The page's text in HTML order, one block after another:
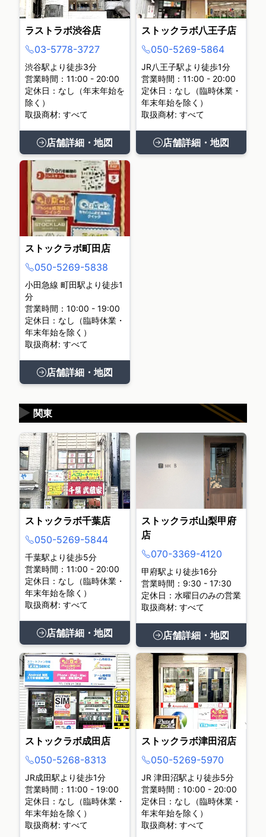
ラストラボ渋谷店
03-5778-3727
渋谷駅より徒歩3分
営業時間：11:00 - 20:00
定休日：なし（年末年始を
除く）
取扱商材: すべて
店舗詳細・地図
ストックラボ八王子店
050-5269-5864
JR八王子駅より徒歩1分
営業時間：11:00 - 20:00
定休日：なし（臨時休業・
年末年始を除く）
取扱商材: すべて
店舗詳細・地図
ストックラボ町田店
050-5269-5838
小田急線 町田駅より徒歩1
分
営業時間：10:00 - 19:00
定休日：なし（臨時休業・
年末年始を除く）
取扱商材: すべて
店舗詳細・地図
関東
▶
ストックラボ千葉店
050-5269-5844
千葉駅より徒歩5分
営業時間：11:00 - 20:00
定休日：なし（臨時休業・
年末年始を除く）
取扱商材: すべて
店舗詳細・地図
ストックラボ山梨甲府
店
070-3369-4120
甲府駅より徒歩16分
営業時間：9:30 - 17:30
定休日：水曜日のみの営業
取扱商材: すべて
店舗詳細・地図
ストックラボ成田店
050-5268-8313
JR成田駅より徒歩1分
営業時間：11:00 - 19:00
定休日：なし（臨時休業・
年末年始を除く）
取扱商材: すべて
ストックラボ津田沼店
050-5269-5970
JR 津田沼駅より徒歩5分
営業時間：10:00 - 20:00
定休日：なし（臨時休業・
年末年始を除く）
取扱商材: すべて